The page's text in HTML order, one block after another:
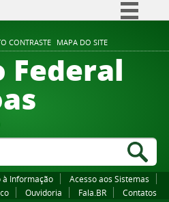
CONTRASTE MAPA DO SITE
Comunica BR
Participe
Canais
à Informação
Acesso aos Sistemas
Ouvidoria Fala.BR Contatos